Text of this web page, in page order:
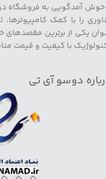
خوش آمدگویی به فروشگاه
را با کمک کامپیوترها،
یکی از برترین مقصدهای
با کیفیت و قیمت
دوسو آی تی